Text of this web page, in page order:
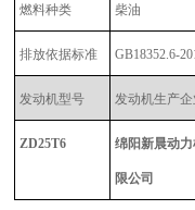
燃料种类 柴油
排放依据标准 GB18352.6-
发动机型号 发动机生产企
ZD25T6 绵阳新晨动
限公司